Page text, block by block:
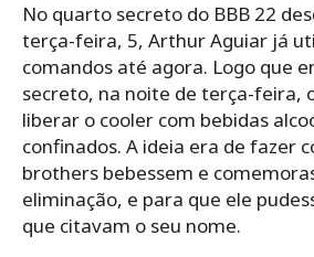
No quarto secreto do BBB 22
terça-feira, 5, Arthur Aguiar já
comandos até agora. Logo que
secreto, na noite de terça-feira,
liberar o cooler com bebidas
confinados. A ideia era de fazer
brothers bebessem e
eliminação, e para que ele
que citavam o seu nome.